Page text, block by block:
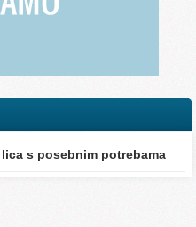
s posebnim potrebama